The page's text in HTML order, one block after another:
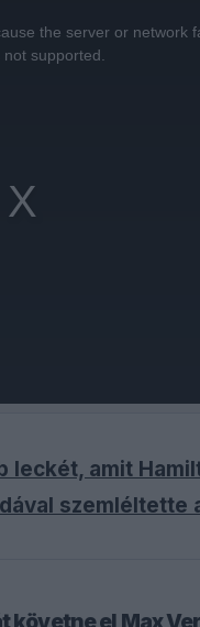
the server or network
not supported.
leckét, amit
szemléltette
követne el Max